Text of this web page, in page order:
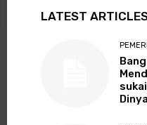
LATEST